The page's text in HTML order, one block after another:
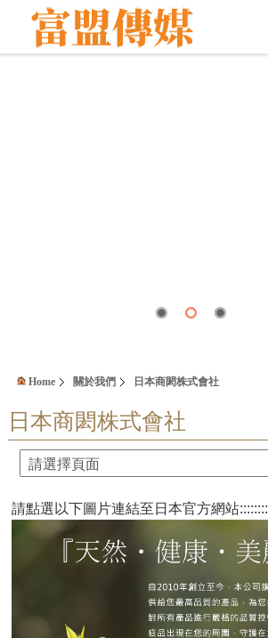
Home 關於我們 日本商閎株式會社
日本商閎株式會社
請點選以下圖片連結至日本官方網站::::::::